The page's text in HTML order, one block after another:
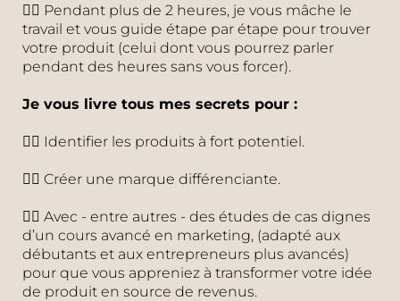
👉🏽 Pendant plus de 2 heures, je vous mâche le
travail et vous guide étape par étape pour trouver
votre produit (celui dont vous pourrez parler
pendant des heures sans vous forcer).
Je vous livre tous mes secrets pour :
👉🏽 Identifier les produits à fort potentiel.
👉🏽 Créer une marque différenciante.
👉🏽 Avec - entre autres - des études de cas dignes
d’un cours avancé en marketing, (adapté aux
débutants et aux entrepreneurs plus avancés)
pour que vous appreniez à transformer votre idée
de produit en source de revenus.